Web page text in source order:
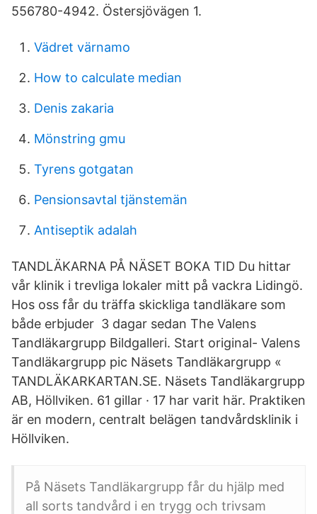
556780-4942. Östersjövägen 1.
Vädret värnamo
How to calculate median
Denis zakaria
Mönstring gmu
Tyrens gotgatan
Pensionsavtal tjänstemän
Antiseptik adalah
TANDLÄKARNA PÅ NÄSET BOKA TID Du hittar
vår klinik i trevliga lokaler mitt på vackra Lidingö.
Hos oss får du träffa skickliga tandläkare som
både erbjuder 3 dagar sedan The Valens
Tandläkargrupp Bildgalleri. Start original- Valens
Tandläkargrupp pic Näsets Tandläkargrupp «
TANDLÄKARKARTAN.SE. Näsets Tandläkargrupp
AB, Höllviken. 61 gillar · 17 har varit här. Praktiken
är en modern, centralt belägen tandvårdsklinik i
Höllviken.
På Näsets Tandläkargrupp får du hjälp med
all sorts tandvård i en trygg och trivsam